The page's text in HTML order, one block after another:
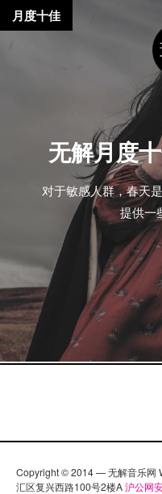
无解月度
对于敏感人群，春天
提供一
月度十佳
Copyright © 2014 — 无解音乐网
汇区复兴西路100号2楼A沪公网